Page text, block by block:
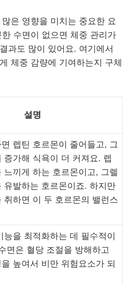
은 영향을 미치는 중요한 요
수면이 없으면 체중 관리가
과도 많이 있어요. 여기에서
체중 감량에 기여하는지 구체
설명
렙틴 호르몬이 줄어들고, 그
증가해 식욕이 더 커져요. 렙
느끼게 하는 호르몬이고, 그렐
유발하는 호르몬이죠. 하지만
취하면 이 두 호르몬의 밸런스
능을 최적화하는 데 필수적이
면은 혈당 조절을 방해하고
높여서 비만 위험요소가 되